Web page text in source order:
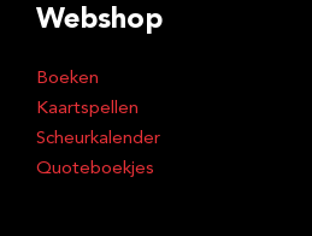
Webshop
Boeken
Kaartspellen
Scheurkalender
Quoteboekjes